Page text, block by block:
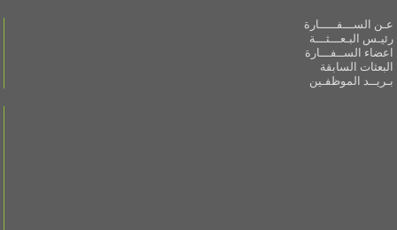
عـن الســـفـــــارة
رئيـس البـعـــثـــة
اعضاء الســفـــارة
البعثات السابقة
بـريــد الموظفـين